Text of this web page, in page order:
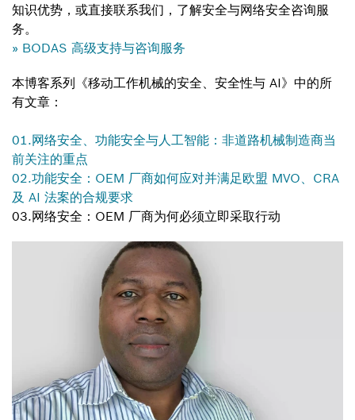
知识优势，或直接联系我们，了解安全与网络安全咨询服
务。
» BODAS 高级支持与咨询服务
本博客系列《移动工作机械的安全、安全性与 AI》中的所
有文章：
01.网络安全、功能安全与人工智能：非道路机械制造商当
前关注的重点
02.功能安全：OEM 厂商如何应对并满足欧盟 MVO、CRA
及 AI 法案的合规要求
03.网络安全：OEM 厂商为何必须立即采取行动